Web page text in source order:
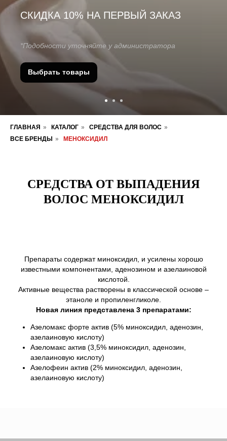
СКИДКА 10% НА ПЕРВЫЙ ЗАКАЗ
*Подобности уточняйте у администратора
Выбрать товары
ГЛАВНАЯ » КАТАЛОГ » СРЕДСТВА ДЛЯ ВОЛОС »
ВСЕ БРЕНДЫ » МЕНОКСИДИЛ
СРЕДСТВА ОТ ВЫПАДЕНИЯ
ВОЛОС МЕНОКСИДИЛ
Препараты содержат миноксидил, и усилены хорошо
известными компонентами, аденозином и азелаиновой
кислотой.
Активные вещества растворены в классической основе –
этаноле и пропиленгликоле.
Новая линия представлена 3 препаратами:
Азеломакс форте актив (5% миноксидил, аденозин,
азелаиновую кислоту)
Азеломакс актив (3,5% миноксидил, аденозин,
азелаиновую кислоту)
Азелофеин актив (2% миноксидил, аденозин,
азелаиновую кислоту)